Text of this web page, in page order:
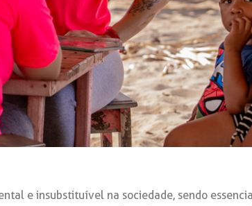
e insubstituível na sociedade, sendo